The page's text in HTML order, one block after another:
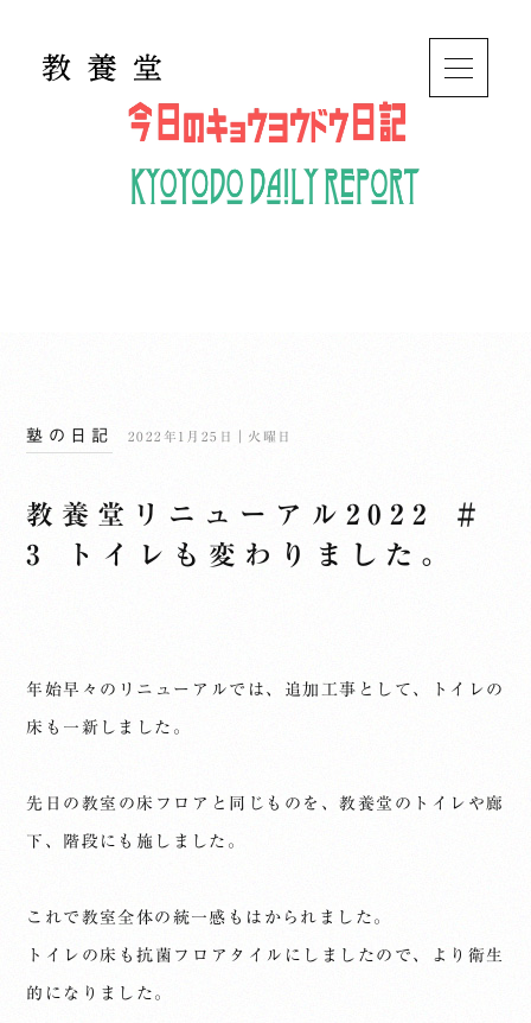
塾の日記 2022年1月25日｜火曜日
教養堂リニューアル2022 ＃
3 トイレも変わりました。
年始早々のリニューアルでは、追加工事として、トイレの
床も一新しました。
先日の教室の床フロアと同じものを、教養堂のトイレや廊
下、階段にも施しました。
これで教室全体の統一感もはかられました。
トイレの床も抗菌フロアタイルにしましたので、より衛生
的になりました。